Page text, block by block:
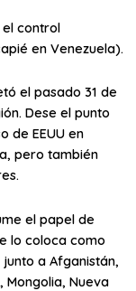
control
en Venezuela).
el pasado 31 de
Dese el punto
de EEUU en
pero también
el papel de
lo coloca como
a Afganistán,
Mongolia, Nueva